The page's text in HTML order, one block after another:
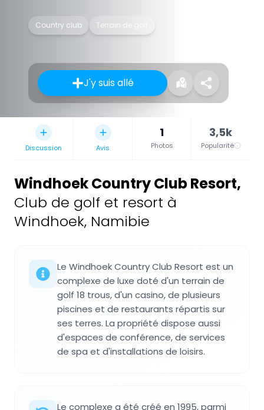
Country club Terrain de golf
J'y suis allé
Discussion Avis
1
Photos
3,5k
Popularité
Windhoek Country Club Resort,
Club de golf et resort à
Windhoek, Namibie
Le Windhoek Country Club Resort est un
complexe de luxe doté d'un terrain de
golf 18 trous, d'un casino, de plusieurs
piscines et de restaurants répartis sur
ses terres. La propriété dispose aussi
d'espaces de conférence, de services
de spa et d'installations de loisirs.
Le complexe a été créé en 1995, parmi